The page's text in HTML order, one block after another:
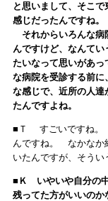
と思いまして、そこ
感じだったんですね。
それからいろんな病
んですけど、なんて
たいなって思いがあ
な病院を受診する前
な感じで、近所の人達
たんですよね。
■Ｔ すごいですね。
んですね。 なかなか
いたんですが、そう
■Ｋ いやいや自分の
残ってた方がいいの